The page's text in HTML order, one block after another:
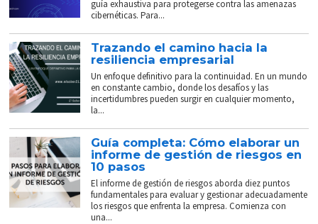
guía exhaustiva para protegerse contra las amenazas
cibernéticas. Para...
Trazando el camino hacia la
resiliencia empresarial
Un enfoque definitivo para la continuidad. En un mundo
en constante cambio, donde los desafíos y las
incertidumbres pueden surgir en cualquier momento,
la...
Guía completa: Cómo elaborar un
informe de gestión de riesgos en
10 pasos
El informe de gestión de riesgos aborda diez puntos
fundamentales para evaluar y gestionar adecuadamente
los riesgos que enfrenta la empresa. Comienza con
una...